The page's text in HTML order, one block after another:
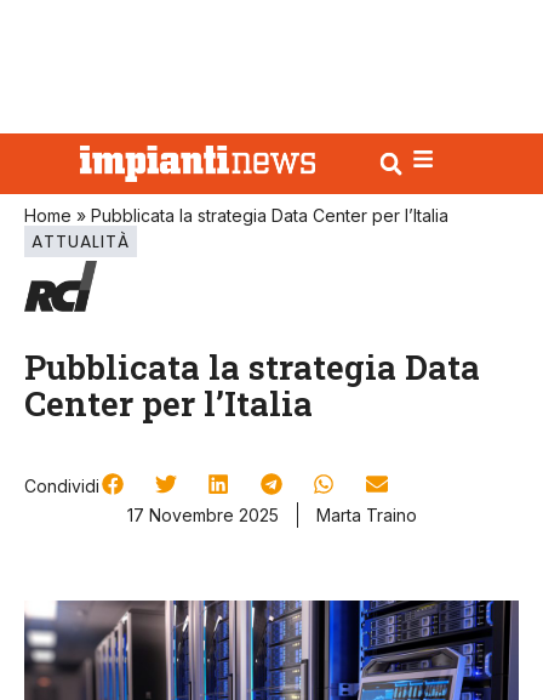
Home » Pubblicata la strategia Data Center per l’Italia
ATTUALITÀ
Pubblicata la strategia Data
Center per l’Italia
Condividi
17 Novembre 2025
Marta Traino